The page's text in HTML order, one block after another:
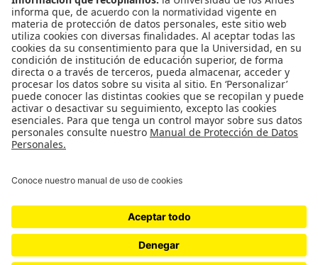
CONTÁCTANOS
cerosetenta@uniandes.edu.co
BOGOTÁ, COLOMBIA
NEWSLETTER